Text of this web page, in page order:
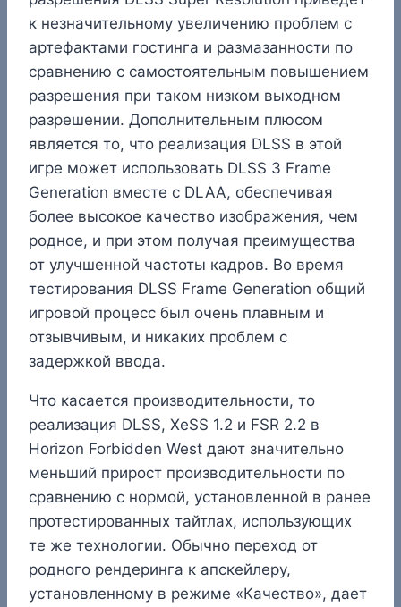
к незначительному увеличению проблем с
артефактами гостинга и размазанности по
сравнению с самостоятельным повышением
разрешения при таком низком выходном
разрешении. Дополнительным плюсом
является то, что реализация DLSS в этой
игре может использовать DLSS 3 Frame
Generation вместе с DLAA, обеспечивая
более высокое качество изображения, чем
родное, и при этом получая преимущества
от улучшенной частоты кадров. Во время
тестирования DLSS Frame Generation общий
игровой процесс был очень плавным и
отзывчивым, и никаких проблем с
задержкой ввода.
Что касается производительности, то
реализация DLSS, XeSS 1.2 и FSR 2.2 в
Horizon Forbidden West дают значительно
меньший прирост производительности по
сравнению с нормой, установленной в ранее
протестированных тайтлах, использующих
те же технологии. Обычно переход от
родного рендеринга к апскейлеру,
установленному в режиме «Качество», дает